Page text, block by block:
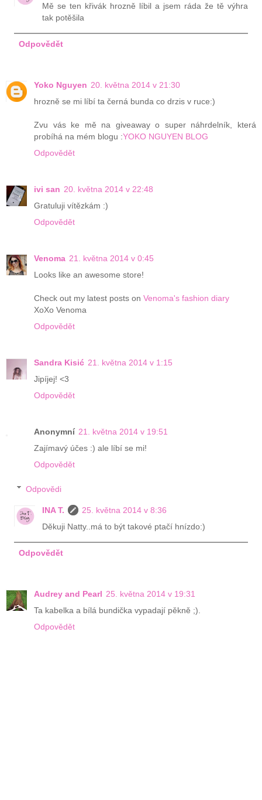
Mě se ten křivák hrozně líbil a jsem ráda že tě výhra
tak potěšila
Odpovědět
Yoko Nguyen 20. května 2014 v 21:30
hrozně se mi líbí ta černá bunda co drzis v ruce:)
Zvu vás ke mě na giveaway o super náhrdelník, která
probíhá na mém blogu :YOKO NGUYEN BLOG
Odpovědět
ivi san 20. května 2014 v 22:48
Gratuluji vítězkám :)
Odpovědět
Venoma 21. května 2014 v 0:45
Looks like an awesome store!
Check out my latest posts on Venoma's fashion diary
XoXo Venoma
Odpovědět
Sandra Kisić 21. května 2014 v 1:15
Jipíjej! <3
Odpovědět
Anonymní 21. května 2014 v 19:51
Zajímavý účes :) ale líbí se mi!
Odpovědět
Odpovědi
INA T.
25. května 2014 v 8:36
Děkuji Natty..má to být takové ptačí hnízdo:)
Odpovědět
Audrey and Pearl 25. května 2014 v 19:31
Ta kabelka a bílá bundička vypadají pěkně ;).
Odpovědět